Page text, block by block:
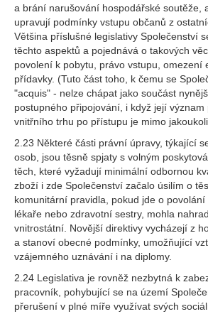
a brání narušování hospodářské soutěže,
upravují podmínky vstupu občanů z
Většina příslušné legislativy Společenství
těchto aspektů a pojednává o takových
povolení k pobytu, právo vstupu, omezení
přídavky. (Tuto část toho, k čemu se
"acquis" - nelze chápat jako součást
postupného připojování, i když její
vnitřního trhu po přístupu je mimo
2.23 Některé části právní úpravy, týkající
osob, jsou těsně spjaty s volným
těch, které vyžadují minimální odbornou
zboží i zde Společenství začalo úsilím o
komunitární pravidla, pokud jde o povolání
lékaře nebo zdravotní sestry, mohla
vnitrostátní. Novější direktivy vycházejí z
a stanoví obecné podmínky, umožňující
vzájemného uznávání i na diplomy.
2.24 Legislativa je rovněž nezbytná k
pracovník, pohybující se na území
přerušení v plné míře využívat svých